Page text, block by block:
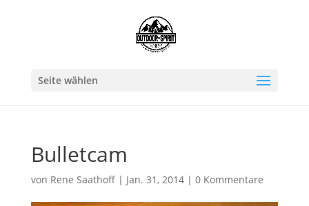
Seite wählen
Bulletcam
von Rene Saathoff| Jan. 31, 2014| 0 Kommentare